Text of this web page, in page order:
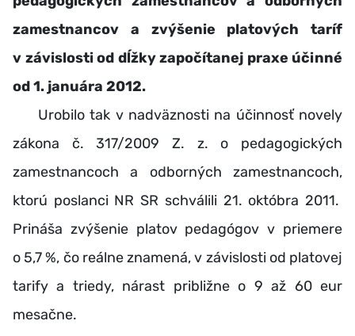
zamestnancov a zvýšenie platových taríf
v závislosti od dĺžky započítanej praxe účinné
od 1. januára 2012.
Urobilo tak v nadväznosti na účinnosť novely
zákona č. 317/2009 Z. z. o pedagogických
zamestnancoch a odborných zamestnancoch,
ktorú poslanci NR SR schválili 21. októbra 2011.
Prináša zvýšenie platov pedagógov v priemere
o 5,7 %, čo reálne znamená, v závislosti od platovej
tarify a triedy, nárast približne o 9 až 60 eur
mesačne.